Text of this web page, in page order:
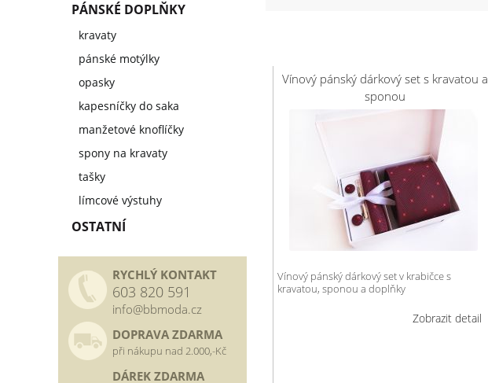
Vínový pánský dárkový set s kravatou a
sponou
Vínový pánský dárkový set v krabičce s
kravatou, sponou a doplňky
Zobrazit detail
PÁNSKÉ DOPLŇKY
kravaty
pánské motýlky
opasky
kapesníčky do saka
manžetové knoflíčky
spony na kravaty
tašky
límcové výstuhy
OSTATNÍ
RYCHLÝ KONTAKT
603 820 591
info@bbmoda.cz
DOPRAVA ZDARMA
při nákupu nad 2.000,-Kč
DÁREK ZDARMA